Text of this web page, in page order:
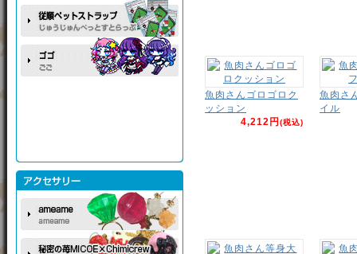
魚肉さんゴロゴロク
ッション
4,212円(税込)
魚肉さ
イル